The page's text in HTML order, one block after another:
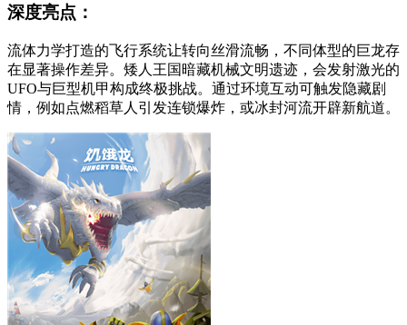
深度亮点：
流体力学打造的飞行系统让转向丝滑流畅，不同体型的巨龙存
在显著操作差异。矮人王国暗藏机械文明遗迹，会发射激光的
UFO与巨型机甲构成终极挑战。通过环境互动可触发隐藏剧
情，例如点燃稻草人引发连锁爆炸，或冰封河流开辟新航道。